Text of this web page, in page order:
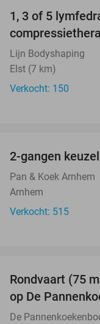
1, 3 of 5
Lijn Bodyshaping
Elst (7 km)
Verkocht: 150
2-gangen
Pan & Koek Arnhem
Arnhem
Verkocht: 515
Rondvaart (75
op De
De